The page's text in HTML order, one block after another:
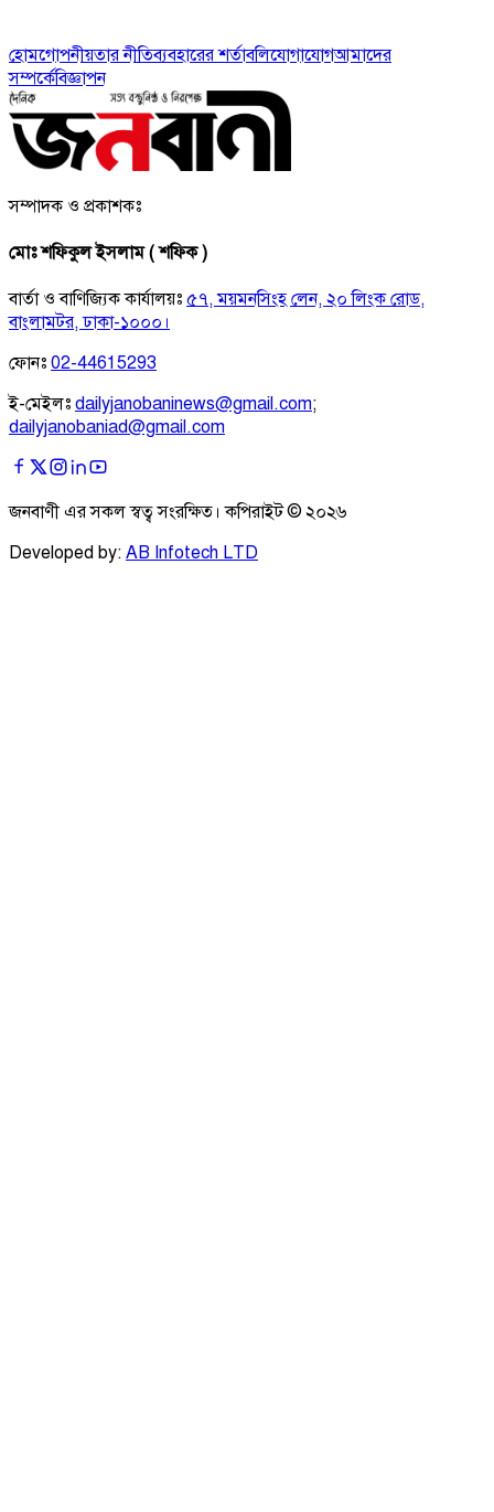
হোমগোপনীয়তার নীতিব্যবহারের শর্তাবলিযোগাযোগআমাদের
সম্পর্কেবিজ্ঞাপন
সম্পাদক ও প্রকাশকঃ
মোঃ শফিকুল ইসলাম ( শফিক )
বার্তা ও বাণিজ্যিক কার্যালয়ঃ ৫৭, ময়মনসিংহ লেন, ২০ লিংক রোড,
বাংলামটর, ঢাকা-১০০০।
ফোনঃ 02-44615293
ই-মেইলঃ dailyjanobaninews@gmail.com;
dailyjanobaniad@gmail.com
জনবাণী এর সকল স্বত্ব সংরক্ষিত। কপিরাইট © ২০২৬
Developed by: AB Infotech LTD